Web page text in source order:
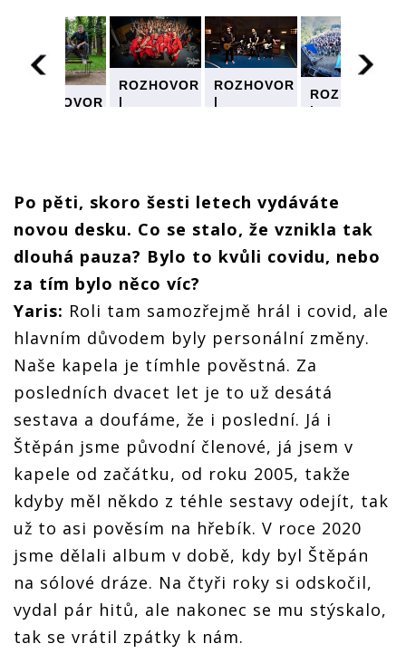
ROZHOVOR
desátá
sestava
kapely.
Přestali
jsme řešit
kraviny a
soustředíme
se na to
podstatné
ROZHOVOR
|
sestava
Přestali
jsme řešit
kraviny a
soustředíme
podstatné
ROZHOVOR
|
sestava
Přestali
jsme řešit
kraviny a
podstatné
ROZHOVOR
|
sestava
kapely.
jsme řešit
se na to
podstatné
Po pěti, skoro šesti letech vydáváte
novou desku. Co se stalo, že vznikla tak
dlouhá pauza? Bylo to kvůli covidu, nebo
za tím bylo něco víc?
Yaris: Roli tam samozřejmě hrál i covid, ale
hlavním důvodem byly personální změny.
Naše kapela je tímhle pověstná. Za
posledních dvacet let je to už desátá
sestava a doufáme, že i poslední. Já i
Štěpán jsme původní členové, já jsem v
kapele od začátku, od roku 2005, takže
kdyby měl někdo z téhle sestavy odejít, tak
už to asi pověsím na hřebík. V roce 2020
jsme dělali album v době, kdy byl Štěpán
na sólové dráze. Na čtyři roky si odskočil,
vydal pár hitů, ale nakonec se mu stýskalo,
tak se vrátil zpátky k nám.